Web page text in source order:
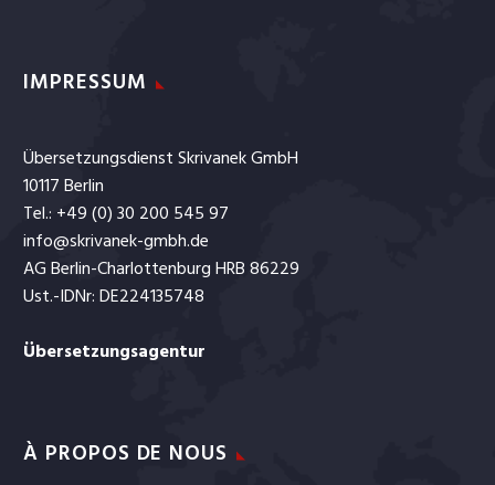
IMPRESSUM
Übersetzungsdienst Skrivanek GmbH
10117 Berlin
Tel.: +49 (0) 30 200 545 97
info@skrivanek-gmbh.de
AG Berlin-Charlottenburg HRB 86229
Ust.-IDNr: DE224135748
Übersetzungsagentur
À PROPOS DE NOUS